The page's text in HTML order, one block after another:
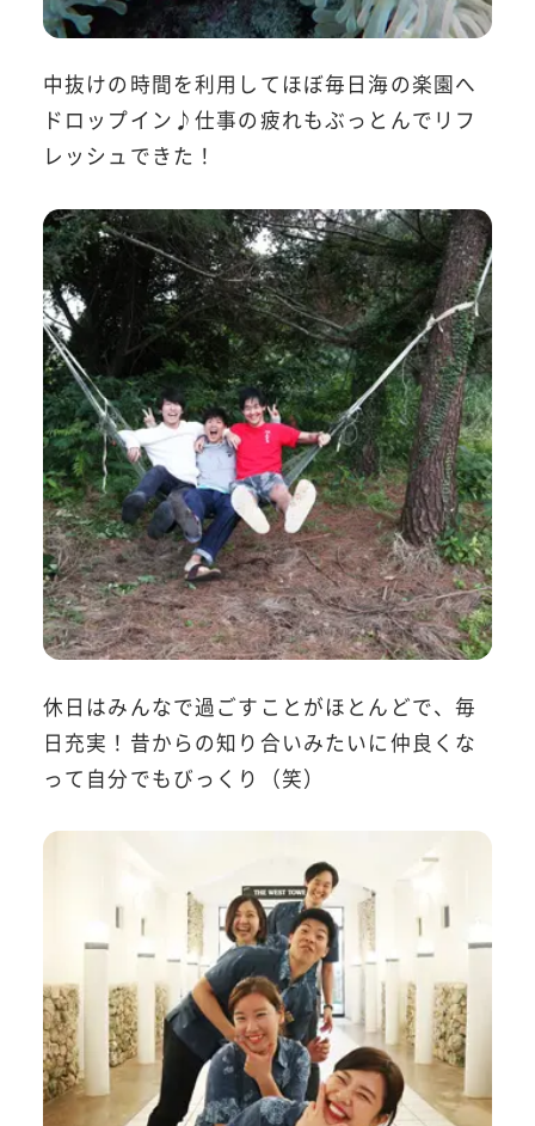
中抜けの時間を利用してほぼ毎日海の楽園へ
ドロップイン♪仕事の疲れもぶっとんでリフ
レッシュできた！
休日はみんなで過ごすことがほとんどで、毎
日充実！昔からの知り合いみたいに仲良くな
って自分でもびっくり（笑）